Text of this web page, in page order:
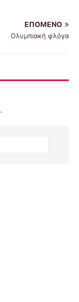
ΕΠΌΜΕΝΟ
Ολυμπιακή φλόγα
.